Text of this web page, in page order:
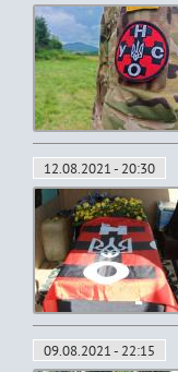
12.08.2021 - 20:30
09.08.2021 - 22:15